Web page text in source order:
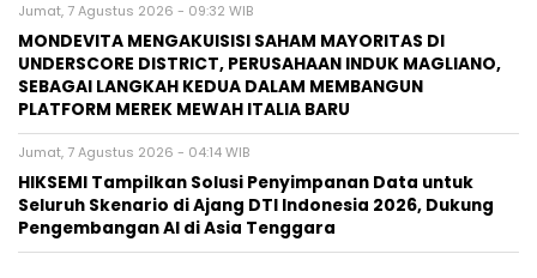
Jumat, 7 Agustus 2026 - 09:32 WIB
MONDEVITA MENGAKUISISI SAHAM MAYORITAS DI
UNDERSCORE DISTRICT, PERUSAHAAN INDUK MAGLIANO,
SEBAGAI LANGKAH KEDUA DALAM MEMBANGUN
PLATFORM MEREK MEWAH ITALIA BARU
Jumat, 7 Agustus 2026 - 04:14 WIB
HIKSEMI Tampilkan Solusi Penyimpanan Data untuk
Seluruh Skenario di Ajang DTI Indonesia 2026, Dukung
Pengembangan AI di Asia Tenggara